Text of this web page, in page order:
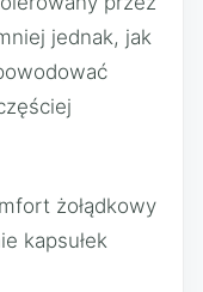
jednak, jak
żołądkowy
kapsułek